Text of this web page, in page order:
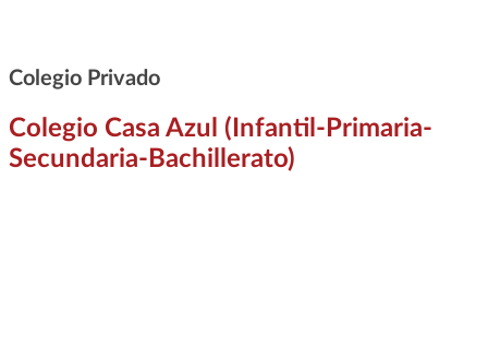
Colegio Privado
Colegio Casa Azul (Infantil-Primaria-
Secundaria-Bachillerato)